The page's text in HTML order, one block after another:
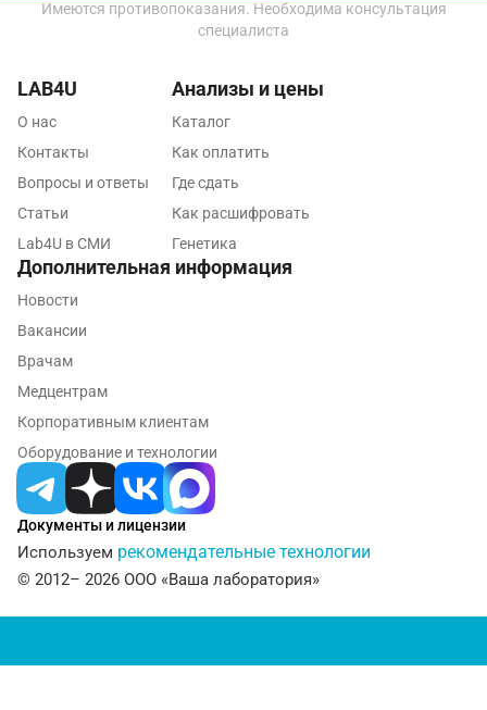
Калуга
Коломна
Королев
Кострома
Котельники
Красноярск
Курск
Лабинск
Липецк
Лобня
Люберцы
Имеются противопоказания. Необходима консультация
специалиста
Документы и лицензии
Используем рекомендательные технологии
© 2012– 2026 ООО «Ваша лаборатория»
LAB4U
О нас
Контакты
Вопросы и ответы
Статьи
Lab4U в СМИ
Анализы и цены
Каталог
Как оплатить
Где сдать
Как расшифровать
Генетика
Дополнительная информация
Новости
Вакансии
Врачам
Медцентрам
Корпоративным клиентам
Оборудование и технологии